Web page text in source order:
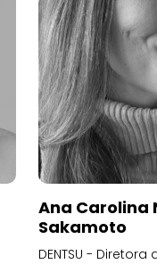
Ana Carolina
Sakamoto
DENTSU -